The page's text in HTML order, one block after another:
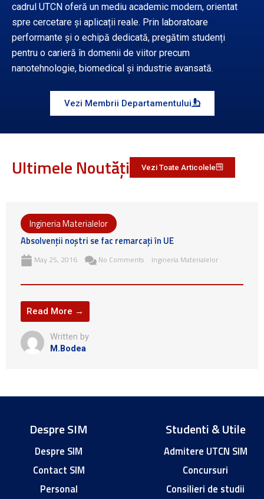
cadrul UTCN oferă un mediu academic modern, orientat
spre cercetare și aplicații reale. Prin laboratoare
performante și o echipă dedicată, pregătim studenți
pentru o carieră în domenii de viitor precum
nanotehnologie, biomedical și industrie avansată.
Vezi Membrii Departamentului
Ultimele Noutăți Vezi Toate Articolele
Ingineria Materialelor
Absolvenţii noştri se fac remarcaţi în UE
May 25, 2016 No Comments Ingineria Materialelor
Read More →
Written by
M.Bodea
Despre SIM
Despre SIM
Contact SIM
Personal
Studenti & Utile
Admitere UTCN SIM
Concursuri
Consilieri de studii